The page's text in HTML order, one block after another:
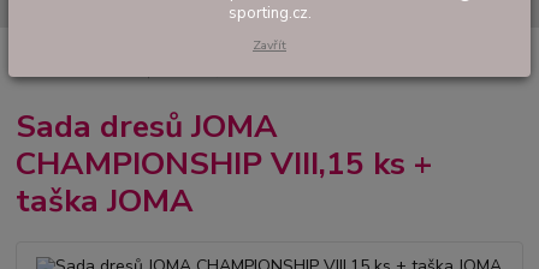
Akční sady dresů
CHAMPIONSHIP VIII,15 ks + taška JOMA
Sada dresů JOMA
CHAMPIONSHIP VIII,15 ks +
taška JOMA
sporting.cz.
Zavřít